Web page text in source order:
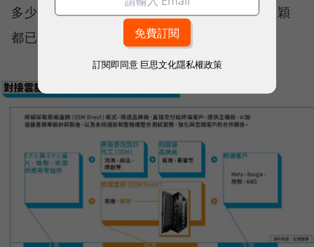
多少會有危險、溫度到多少可能會出問題，緯穎
都已投入相關實驗。
訂閱即同意 巨思文化隱私權政策